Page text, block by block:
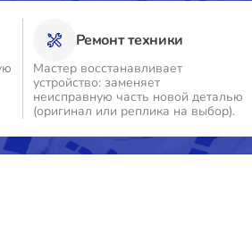
Ремонт техники
Мастер восстанавливает
устройство: заменяет
неисправную часть новой деталью
(оригинал или реплика на выбор).